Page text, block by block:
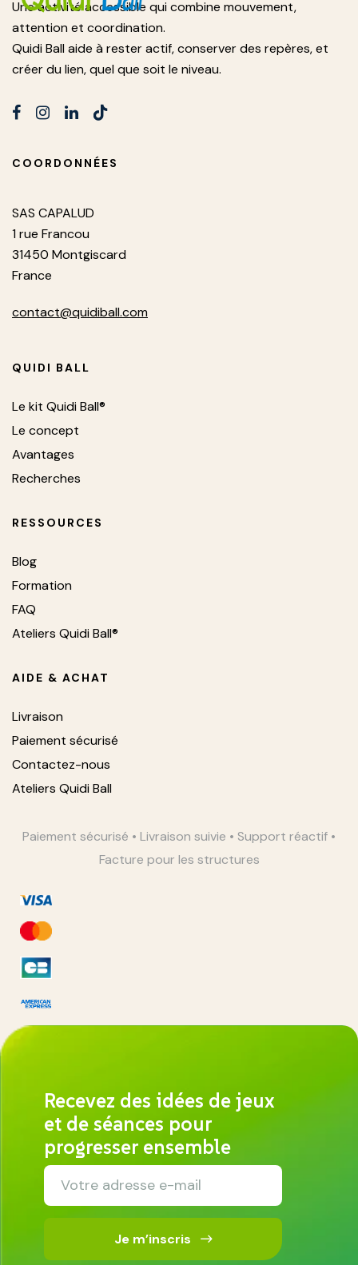
Une activité accessible qui combine mouvement,
attention et coordination.
Quidi Ball aide à rester actif, conserver des repères, et
créer du lien, quel que soit le niveau.
COORDONNÉES
SAS CAPALUD
1 rue Francou
31450 Montgiscard
France
contact@quidiball.com
QUIDI BALL
Le kit Quidi Ball®
Le concept
Avantages
Recherches
RESSOURCES
Blog
Formation
FAQ
Ateliers Quidi Ball®
AIDE & ACHAT
Livraison
Paiement sécurisé
Contactez-nous
Ateliers Quidi Ball
Paiement sécurisé • Livraison suivie • Support réactif •
Facture pour les structures
Recevez des idées de jeux
et de séances pour
progresser ensemble
Je m’inscris